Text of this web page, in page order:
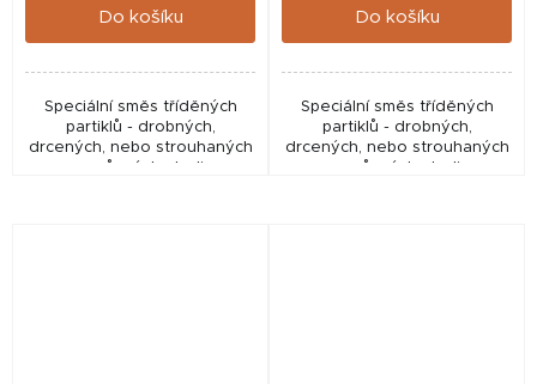
Do košíku
Speciální směs tříděných
partiklů - drobných,
drcených, nebo strouhaných
Do košíku
Speciální směs tříděných
partiklů - drobných,
drcených, nebo strouhaných